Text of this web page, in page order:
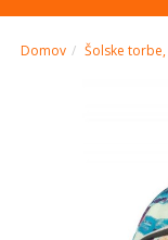
Domov Šolske